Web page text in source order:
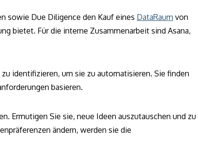
sowie Due Diligence den Kauf eines DataRaum von
bietet. Für die interne Zusammenarbeit sind Asana,
identifizieren, um sie zu automatisieren. Sie finden
basieren.
Ermutigen Sie sie, neue Ideen auszutauschen und zu
ändern, werden sie die